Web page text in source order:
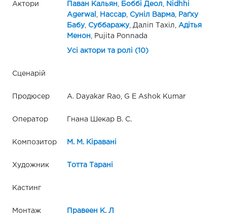
Актори Паван Кальян Боббі Деол
Nidhhi
Agerwal
Нассар, Суніл Варма,
Раґху
Бабу, Суббаражу, Даліп Тахіл,
Адітья
Менон , Pujita Ponnada
Усі актори та ролі (10)
Сценарій
Продюсер A. Dayakar Rao, G E Ashok Kumar
Оператор Гнана Шекар В. С.
Композитор М. М. Кіравані
Художник Тотта Тарані
Кастинг
Монтаж Правеен К. Л